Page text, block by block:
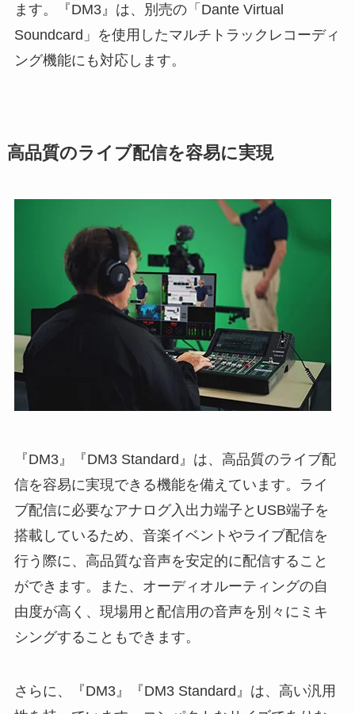
ます。『DM3』は、別売の「Dante Virtual
Soundcard」を使用したマルチトラックレコーディ
ング機能にも対応します。
高品質のライブ配信を容易に実現
『DM3』『DM3 Standard』は、高品質のライブ配
信を容易に実現できる機能を備えています。ライ
ブ配信に必要なアナログ入出力端子とUSB端子を
搭載しているため、音楽イベントやライブ配信を
行う際に、高品質な音声を安定的に配信すること
ができます。また、オーディオルーティングの自
由度が高く、現場用と配信用の音声を別々にミキ
シングすることもできます。
さらに、『DM3』『DM3 Standard』は、高い汎用